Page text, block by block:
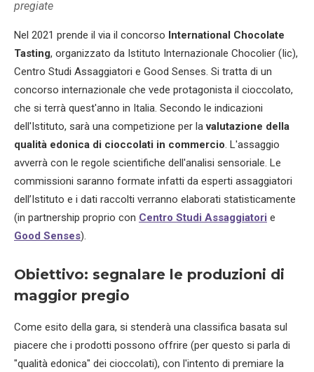
pregiate
Nel 2021 prende il via il concorso International Chocolate
Tasting, organizzato da Istituto Internazionale Chocolier (Iic),
Centro Studi Assaggiatori e Good Senses. Si tratta di un
concorso internazionale che vede protagonista il cioccolato,
che si terrà quest'anno in Italia. Secondo le indicazioni
dell'Istituto, sarà una competizione per lavalutazione della
qualità edonica di cioccolati in commercio. L'assaggio
avverrà con le regole scientifiche dell'analisi sensoriale. Le
commissioni saranno formate infatti da esperti assaggiatori
dell’Istituto e i dati raccolti verranno elaborati statisticamente
(in partnership proprio con Centro Studi Assaggiatori e
Good Senses).
Obiettivo: segnalare le produzioni di
maggior pregio
Come esito della gara, si stenderà una classifica basata sul
piacere che i prodotti possono offrire (per questo si parla di
"qualità edonica" dei cioccolati), con l'intento di premiare la